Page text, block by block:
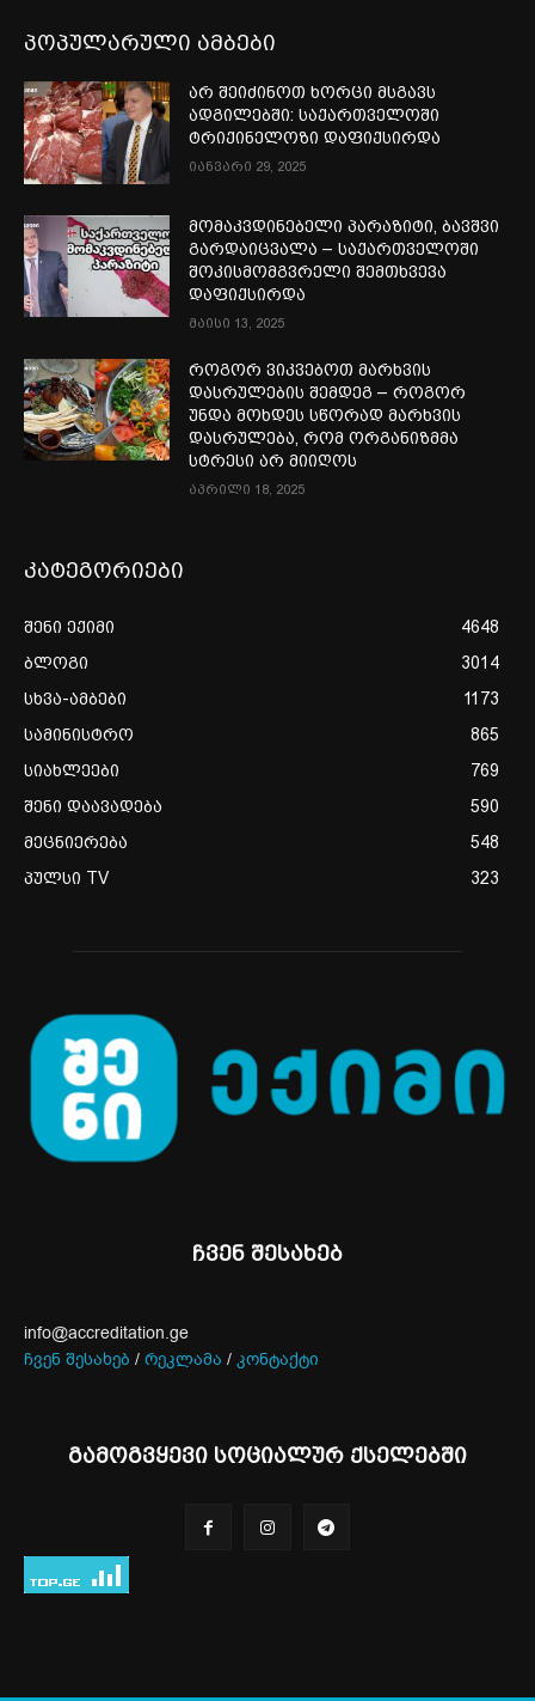
პოპულარული ამბები
არ შეიძინოთ ხორცი მსგავს
ადგილებში: საქართველოში
ტრიქინელოზი დაფიქსირდა
იანვარი 29, 2025
მომაკვდინებელი პარაზიტი, ბავშვი
გარდაიცვალა – საქართველოში
შოკისმომგვრელი შემთხვევა
დაფიქსირდა
მაისი 13, 2025
როგორ ვიკვებოთ მარხვის
დასრულების შემდეგ – როგორ
უნდა მოხდეს სწორად მარხვის
დასრულება, რომ ორგანიზმმა
სტრესი არ მიიღოს
აპრილი 18, 2025
კატეგორიები
შენი ექიმი
4648
ბლოგი
3014
სხვა-ამბები
1173
სამინისტრო
865
სიახლეები
769
შენი დაავადება
590
მეცნიერება
548
პულსი TV
323
ჩვენ შესახებ
info@accreditation.ge
ჩვენ შესახებ / რეკლამა / კონტაქტი
გამოგვყევი სოციალურ ქსელებში